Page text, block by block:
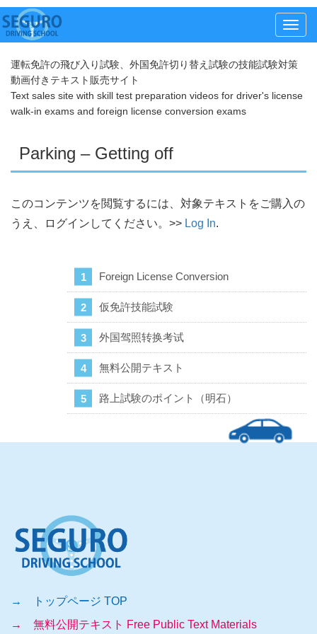
メ
ュ
運転免許の飛び入り試験、外国免許切り替え試験の技能試験対策
動画付きテキスト販売サイト
Text sales site with skill test preparation videos for driver's license
walk-in exams and foreign license conversion exams
Foreign License Conversion
仮免許技能試験
外国驾照转换考试
無料公開テキスト
路上試験のポイント（明石）
Parking – Getting off
このコンテンツを閲覧するには、対象テキストをご購入の
うえ、ログインしてください。>> Log In.
→ トップページ TOP
→ 無料公開テキスト Free Public Text Materials